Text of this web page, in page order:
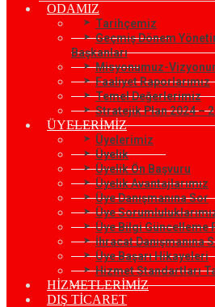
ODAMIZ
Tarihçemiz
Geçmiş Dönem
Başkanları
Misyonumuz-
Faaliyet Raporlarımız
Temel Değerlerimiz
Stratejik Plan 2024 –
ÜYELERİMİZ
Üyelerimiz
Üyelik
Üyelik Ön Başvuru
Üyelik Avantajlarımız
Üye Danışmanına Sor
Üye
Üye Bilgi Güncelleme
İhracat Danışmanına
Üye Başarı Hikayeleri
Hizmet Standartları
HİZMETLERİMİZ
DIŞ TİCARET